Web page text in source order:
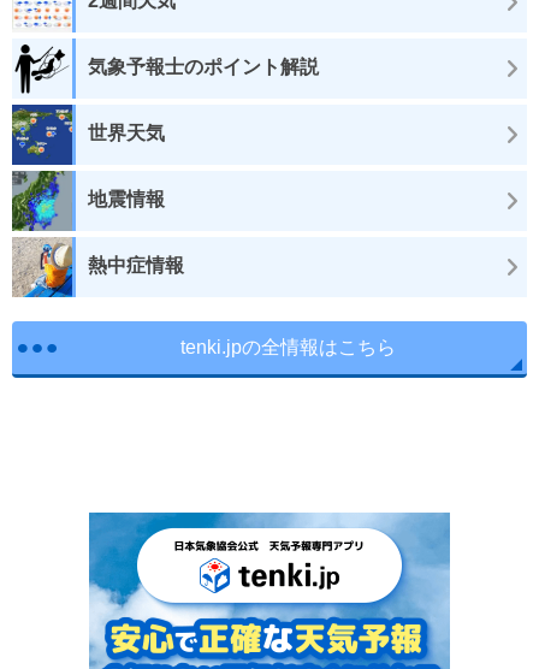
気象予報士のポイント解説
世界天気
地震情報
熱中症情報
tenki.jpの全情報はこちら